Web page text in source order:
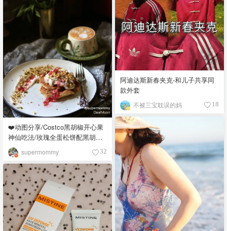
❤️动图分享/Costco黑胡椒开心果
神仙吃法/玫瑰全蛋松饼配黑胡椒
开心果碎太惊艳😍
supermommy 32
阿迪达斯新春夹克-和儿子共享同
款外套
不被三宝耽误的妈 18